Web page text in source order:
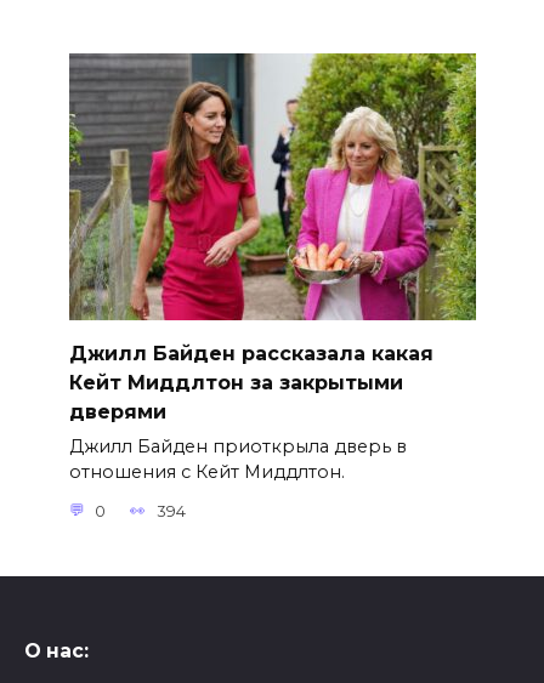
Джилл Байден рассказала какая
Кейт Миддлтон за закрытыми
дверями
Джилл Байден приоткрыла дверь в
отношения с Кейт Миддлтон.
0 394
О нас: